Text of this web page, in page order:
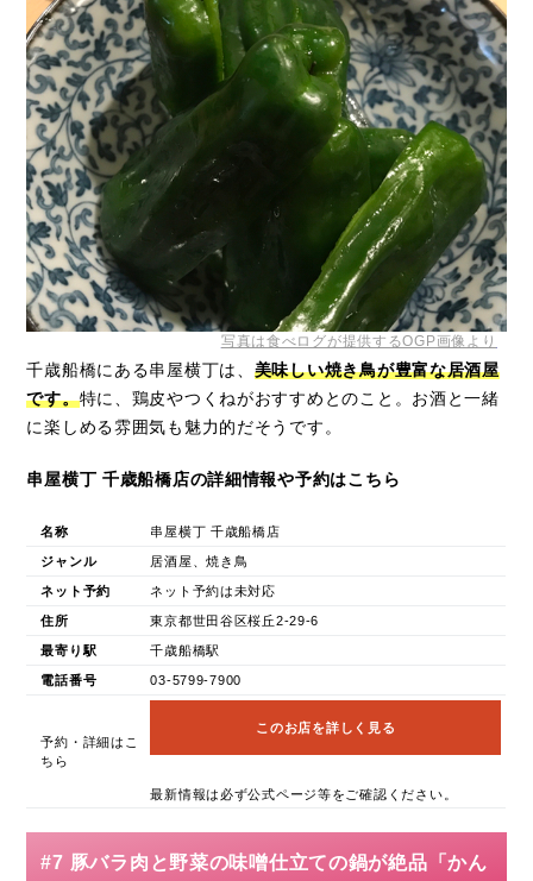
写真は食べログが提供するOGP画像より
千歳船橋にある串屋横丁は、 美味しい焼き鳥が豊富な居酒屋
です。特に、鶏皮やつくねがおすすめとのこと。お酒と一緒
に楽しめる雰囲気も魅力的だそうです。
串屋横丁 千歳船橋店の詳細情報や予約はこちら
名称 串屋横丁 千歳船橋店
ジャンル 居酒屋、焼き鳥
ネット予約 ネット予約は未対応
住所 東京都世田谷区桜丘2-29-6
最寄り駅 千歳船橋駅
電話番号 03-5799-7900
予約・詳細はこ
ちら
このお店を詳しく見る
最新情報は必ず公式ページ等をご確認ください。
#7 豚バラ肉と野菜の味噌仕立ての鍋が絶品「かん